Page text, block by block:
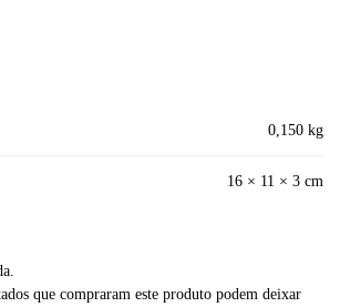
0,150 kg
16 × 11 × 3 cm
que compraram este produto podem deixar